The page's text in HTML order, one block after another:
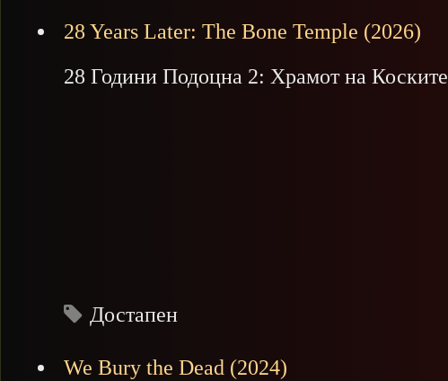
28 Years Later: The Bone Temple (2026)
28 Години Подоцна 2: Храмот на Коските
Достапен
We Bury the Dead (2024)